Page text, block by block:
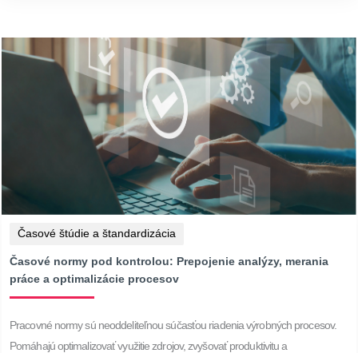
Časové štúdie a štandardizácia
Časové normy pod kontrolou: Prepojenie analýzy, merania
práce a optimalizácie procesov
Pracovné normy sú neoddeliteľnou súčasťou riadenia výrobných procesov.
Pomáhajú optimalizovať využitie zdrojov, zvyšovať produktivitu a